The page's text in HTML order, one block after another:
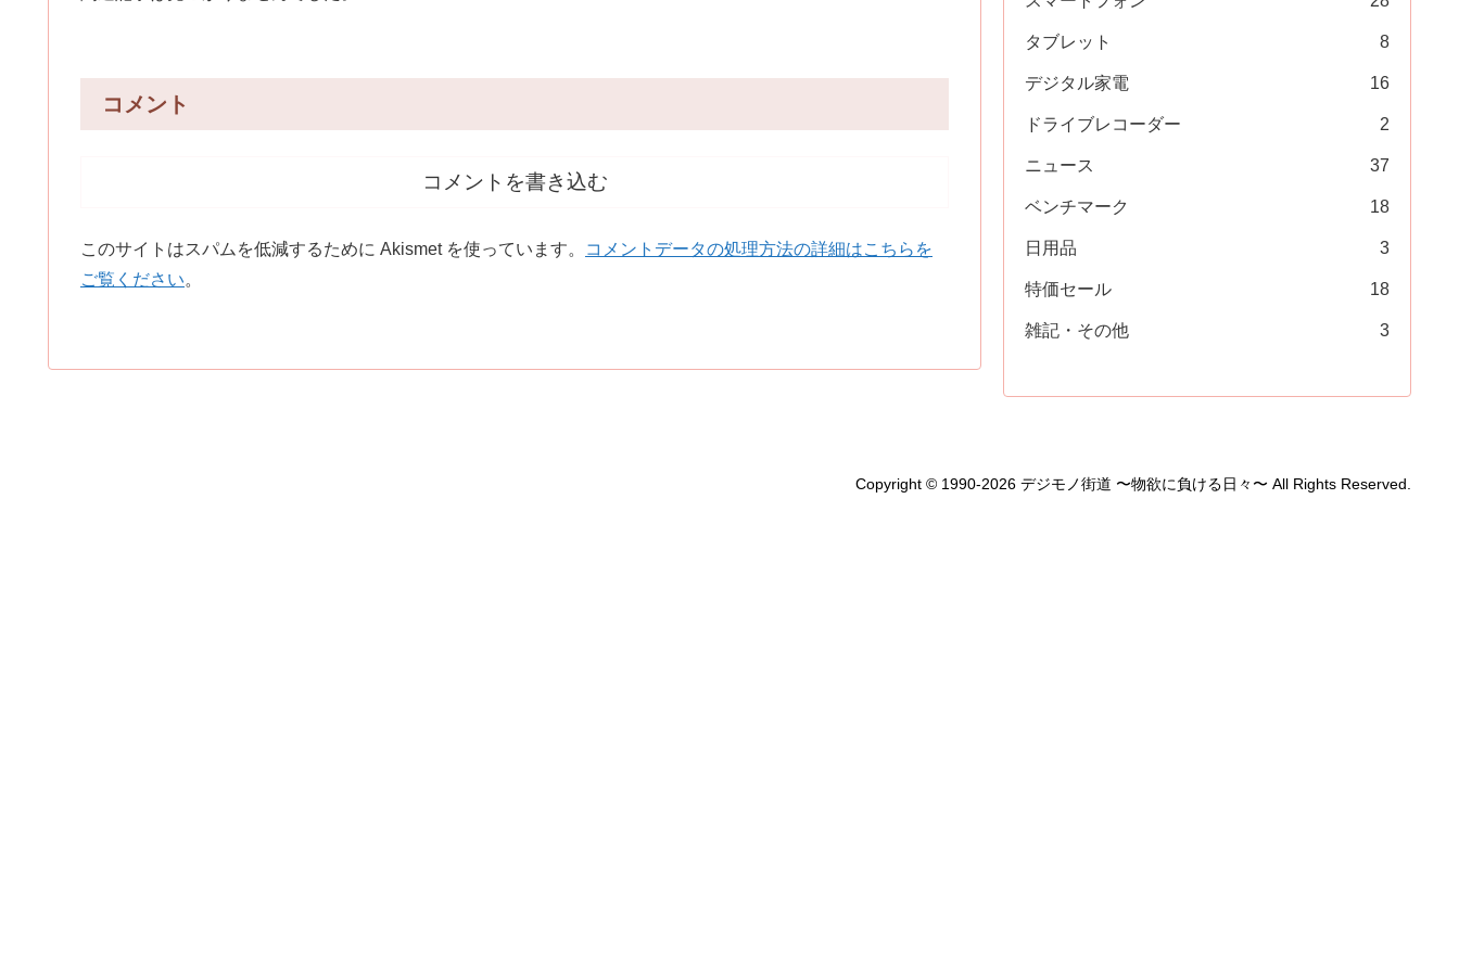
コメント
コメントを書き込む
このサイトはスパムを低減するために Akismet を使っています。
コメントデータの処理方法の詳細はこちらを
ご覧ください。
タブレット 8
デジタル家電 16
ドライブレコーダー 2
ニュース 37
ベンチマーク 18
日用品 3
特価セール 18
雑記・その他 3
Copyright © 1990-2026 デジモノ街道 〜物欲に負ける日々〜 All Rights Reserved.